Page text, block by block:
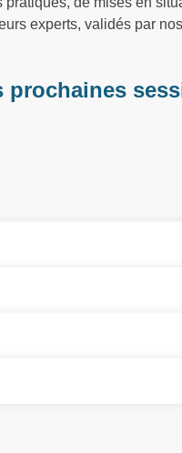
experts, validés par
prochaines